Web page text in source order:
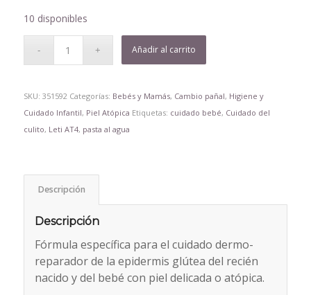
10 disponibles
Añadir al carrito
SKU: 351592 Categorías: Bebés y Mamás, Cambio pañal, Higiene y
Cuidado Infantil, Piel Atópica Etiquetas: cuidado bebé, Cuidado del
culito, Leti AT4, pasta al agua
Descripción
Descripción
Fórmula específica para el cuidado dermo-
reparador de la epidermis glútea del recién
nacido y del bebé con piel delicada o atópica.